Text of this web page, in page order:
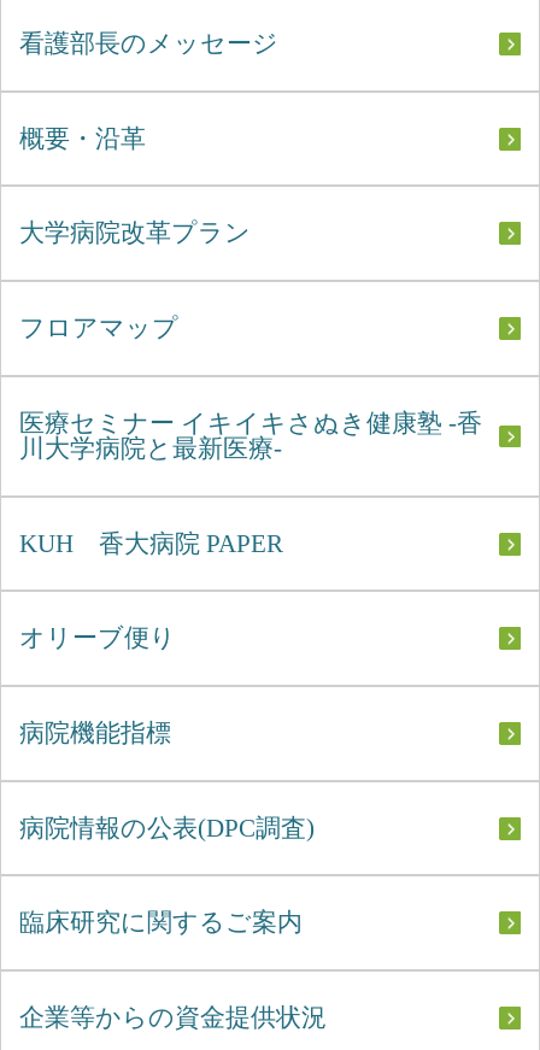
看護部長のメッセージ
概要・沿革
大学病院改革プラン
フロアマップ
医療セミナー イキイキさぬき健康塾 -香
川大学病院と最新医療-
KUH 香大病院 PAPER
オリーブ便り
病院機能指標
病院情報の公表(DPC調査)
臨床研究に関するご案内
企業等からの資金提供状況